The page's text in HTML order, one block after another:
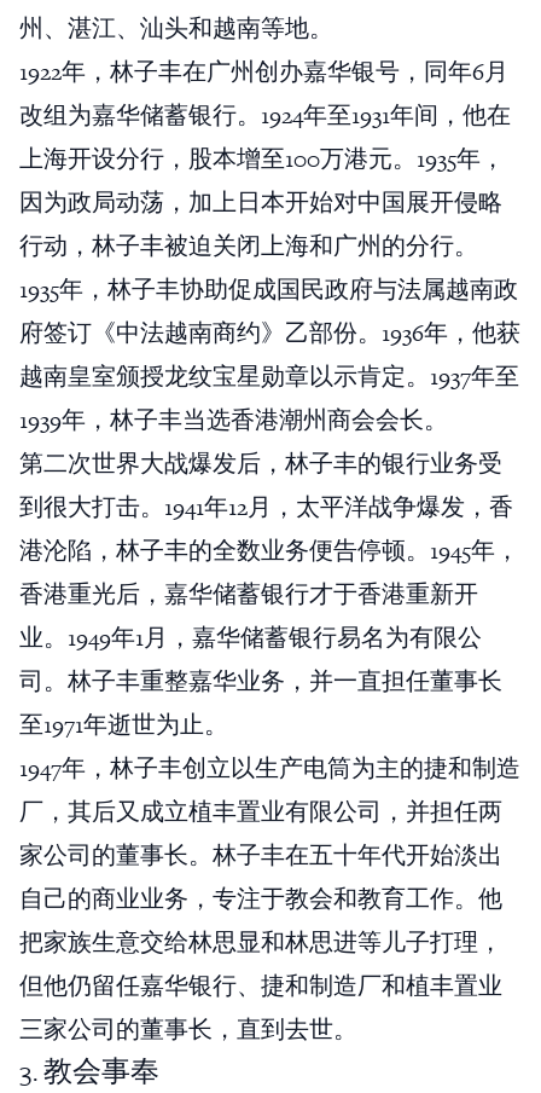
州、湛江、汕头和越南等地。
1922年，林子丰在广州创办嘉华银号，同年6月
改组为嘉华储蓄银行。1924年至1931年间，他在
上海开设分行，股本增至100万港元。1935年，
因为政局动荡，加上日本开始对中国展开侵略
行动，林子丰被迫关闭上海和广州的分行。
1935年，林子丰协助促成国民政府与法属越南政
府签订《中法越南商约》乙部份。1936年，他获
越南皇室颁授龙纹宝星勋章以示肯定。1937年至
1939年，林子丰当选香港潮州商会会长。
第二次世界大战爆发后，林子丰的银行业务受
到很大打击。1941年12月，太平洋战争爆发，香
港沦陷，林子丰的全数业务便告停顿。1945年，
香港重光后，嘉华储蓄银行才于香港重新开
业。1949年1月，嘉华储蓄银行易名为有限公
司。林子丰重整嘉华业务，并一直担任董事长
至1971年逝世为止。
1947年，林子丰创立以生产电筒为主的捷和制造
厂，其后又成立植丰置业有限公司，并担任两
家公司的董事长。林子丰在五十年代开始淡出
自己的商业业务，专注于教会和教育工作。他
把家族生意交给林思显和林思进等儿子打理，
但他仍留任嘉华银行、捷和制造厂和植丰置业
三家公司的董事长，直到去世。
3. 教会事奉